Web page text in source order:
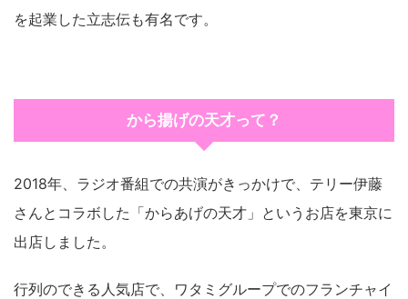
を起業した立志伝も有名です。
から揚げの天才って？
2018年、ラジオ番組での共演がきっかけで、テリー伊藤
さんとコラボした「からあげの天才」というお店を東京に
出店しました。
行列のできる人気店で、ワタミグループでのフランチャイ